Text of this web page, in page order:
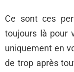
Ce sont ces
toujours là pour
uniquement en
de trop après